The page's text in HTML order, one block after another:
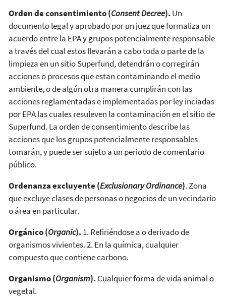
Orden de consentimiento (Consent Decree). Un
documento legal y aprobado por un juez que formaliza un
acuerdo entre la EPA y grupos potencialmente responsable
a través del cual estos llevarán a cabo toda o parte de la
limpieza en un sitio Superfund, detendrán o corregirán
acciones o procesos que estan contaminando el medio
ambiente, o de algún otra manera cumplirán con las
acciones reglamentadas e implementadas por ley inciadas
por EPA las cuales resuleven la contaminación en el sitio de
Superfund. La orden de consentimiento describe las
acciones que los grupos potencialmente responsables
tomarán, y puede ser sujeto a un periodo de comentario
público.
Ordenanza excluyente (Exclusionary Ordinance). Zona
que excluye clases de personas o negocios de un vecindario
o área en particular.
Orgánico (Organic). 1. Refiriéndose a o derivado de
organismos vivientes. 2. En la química, cualquier
compuesto que contiene carbono.
Organismo (Organism). Cualquier forma de vida animal o
vegetal.